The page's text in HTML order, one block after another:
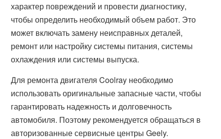
характер повреждений и провести диагностику,
чтобы определить необходимый объем работ. Это
может включать замену неисправных деталей,
ремонт или настройку системы питания, системы
охлаждения или системы выпуска.
Для ремонта двигателя Coolray необходимо
использовать оригинальные запасные части, чтобы
гарантировать надежность и долговечность
автомобиля. Поэтому рекомендуется обращаться в
авторизованные сервисные центры Geely.